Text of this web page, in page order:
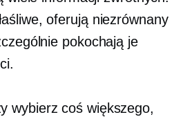
oferują niezrównany
pokochają je
wybierz coś większego,